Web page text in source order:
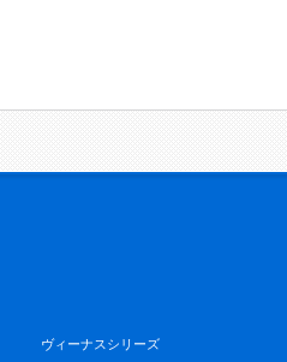
ヴィーナスシリーズ